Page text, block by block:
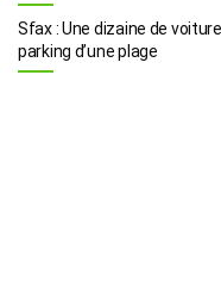
Sfax : Une dizaine de
parking d’une plage